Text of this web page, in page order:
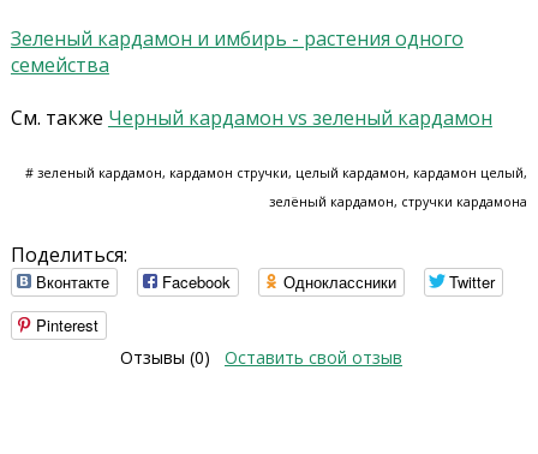
Зеленый кардамон и имбирь - растения одного
семейства
См. также Черный кардамон vs зеленый кардамон
# зеленый кардамон, кардамон стручки, целый кардамон, кардамон целый,
зелёный кардамон, стручки кардамона
Поделиться:
Вконтакте Facebook Одноклассники
Twitter
Pinterest
Отзывы (0)
Оставить свой отзыв